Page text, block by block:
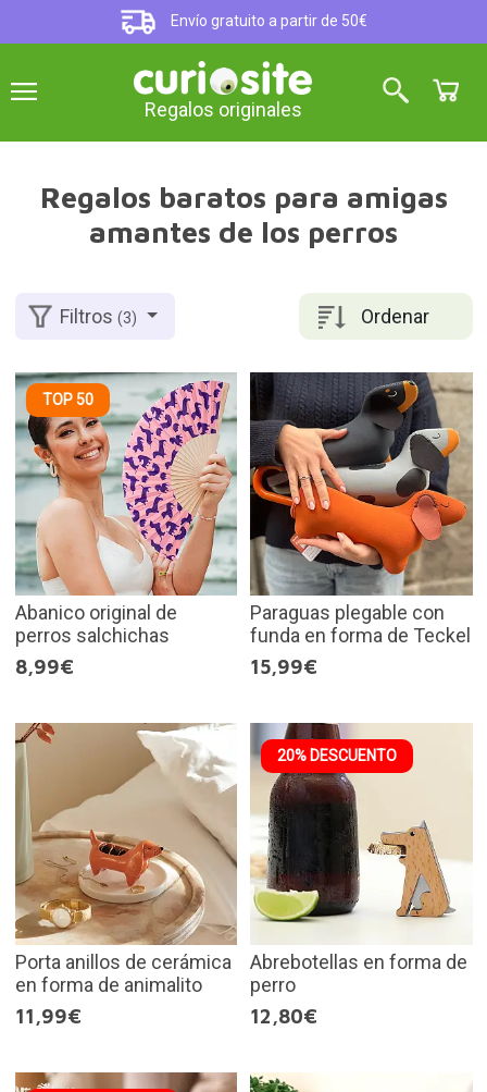
Envío gratuito a partir de 50€
Regalos originales
Regalos baratos para amigas
amantes de los perros
Ordenar
Filtros(3)
TOP 50
Abanico original de
perros salchichas
8,99€
Paraguas plegable con
funda en forma de Teckel
15,99€
Porta anillos de cerámica
en forma de animalito
11,99€
20% DESCUENTO
Abrebotellas en forma de
perro
12,80€